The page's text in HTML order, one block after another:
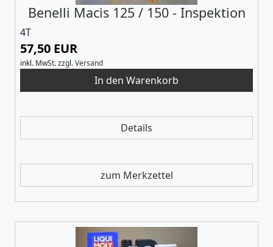
Benelli Macis 125 / 150 - Inspektion
4T
57,50 EUR
inkl. MwSt.zzgl.Versand
Details
zum Merkzettel